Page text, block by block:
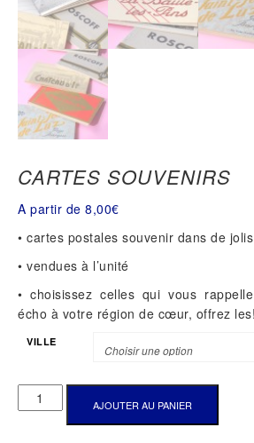
CARTES SOUVENIRS
A partir de 8,00€
• cartes postales souvenir dans de
• vendues à l’unité
• choisissez celles qui vous
écho à votre région de cœur, offrez les!
VILLE
QUANTITÉ
DE
AJOUTER AU PANIER